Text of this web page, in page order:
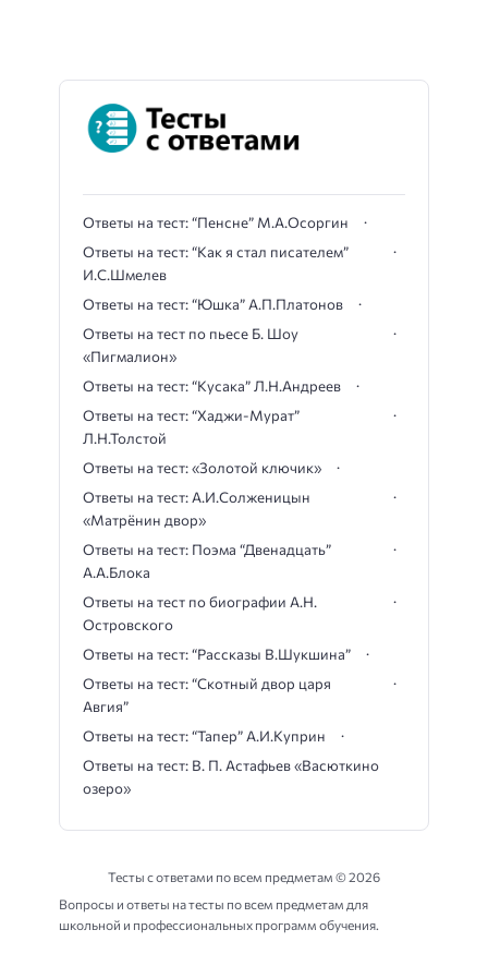
Ответы на тест: “Пенсне” М.А.Осоргин
Ответы на тест: “Как я стал писателем”
И.С.Шмелев
Ответы на тест: “Юшка” А.П.Платонов
Ответы на тест по пьесе Б. Шоу
«Пигмалион»
Ответы на тест: “Кусака” Л.Н.Андреев
Ответы на тест: “Хаджи-Мурат”
Л.Н.Толстой
Ответы на тест: «Золотой ключик»
Ответы на тест: А.И.Солженицын
«Матрёнин двор»
Ответы на тест: Поэма “Двенадцать”
А.А.Блока
Ответы на тест по биографии А.Н.
Островского
Ответы на тест: “Рассказы В.Шукшина”
Ответы на тест: “Скотный двор царя
Авгия”
Ответы на тест: “Тапер” А.И.Куприн
Ответы на тест: В. П. Астафьев «Васюткино
озеро»
Тесты с ответами по всем предметам ©2026
Вопросы и ответы на тесты по всем предметам для
школьной и профессиональных программ обучения.